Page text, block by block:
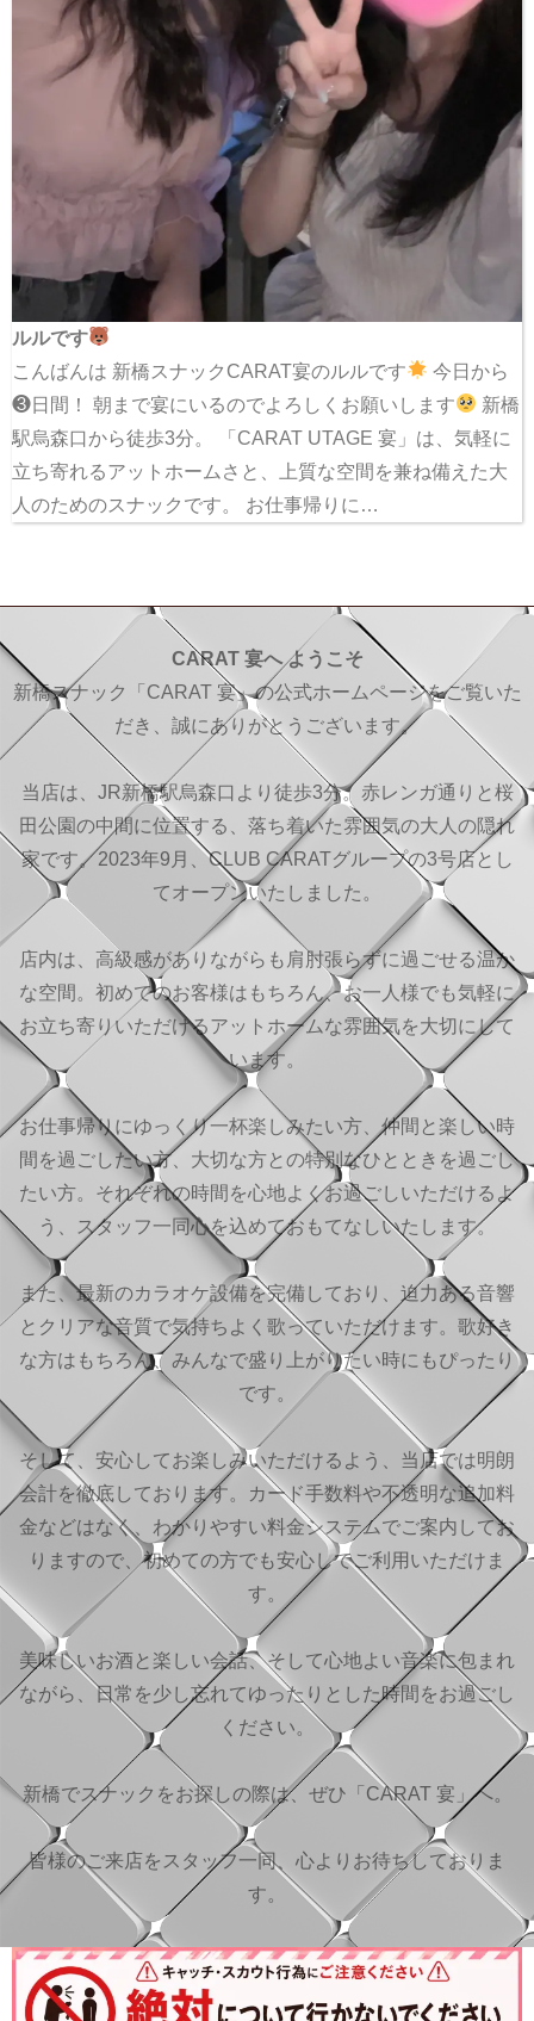
ルルです
こんばんは 新橋スナックCARAT宴のルルです
今日から
❸日間！ 朝まで宴にいるのでよろしくお願いします
新橋
駅烏森口から徒歩3分。 「CARAT UTAGE 宴」は、気軽に
立ち寄れるアットホームさと、上質な空間を兼ね備えた大
人のためのスナックです。 お仕事帰りに…
CARAT 宴へ ようこそ
新橋スナック「CARAT 宴」の公式ホームページをご覧いた
だき、誠にありがとうございます。
当店は、JR新橋駅烏森口より徒歩3分。赤レンガ通りと桜
田公園の中間に位置する、落ち着いた雰囲気の大人の隠れ
家です。2023年9月、CLUB CARATグループの3号店とし
てオープンいたしました。
店内は、高級感がありながらも肩肘張らずに過ごせる温か
な空間。初めてのお客様はもちろん、お一人様でも気軽に
お立ち寄りいただけるアットホームな雰囲気を大切にして
います。
お仕事帰りにゆっくり一杯楽しみたい方、仲間と楽しい時
間を過ごしたい方、大切な方との特別なひとときを過ごし
たい方。それぞれの時間を心地よくお過ごしいただけるよ
う、スタッフ一同心を込めておもてなしいたします。
また、最新のカラオケ設備を完備しており、迫力ある音響
とクリアな音質で気持ちよく歌っていただけます。歌好き
な方はもちろん、みんなで盛り上がりたい時にもぴったり
です。
そして、安心してお楽しみいただけるよう、当店では明朗
会計を徹底しております。カード手数料や不透明な追加料
金などはなく、わかりやすい料金システムでご案内してお
りますので、初めての方でも安心してご利用いただけま
す。
美味しいお酒と楽しい会話、そして心地よい音楽に包まれ
ながら、日常を少し忘れてゆったりとした時間をお過ごし
ください。
新橋でスナックをお探しの際は、ぜひ「CARAT 宴」へ。
皆様のご来店をスタッフ一同、心よりお待ちしておりま
す。